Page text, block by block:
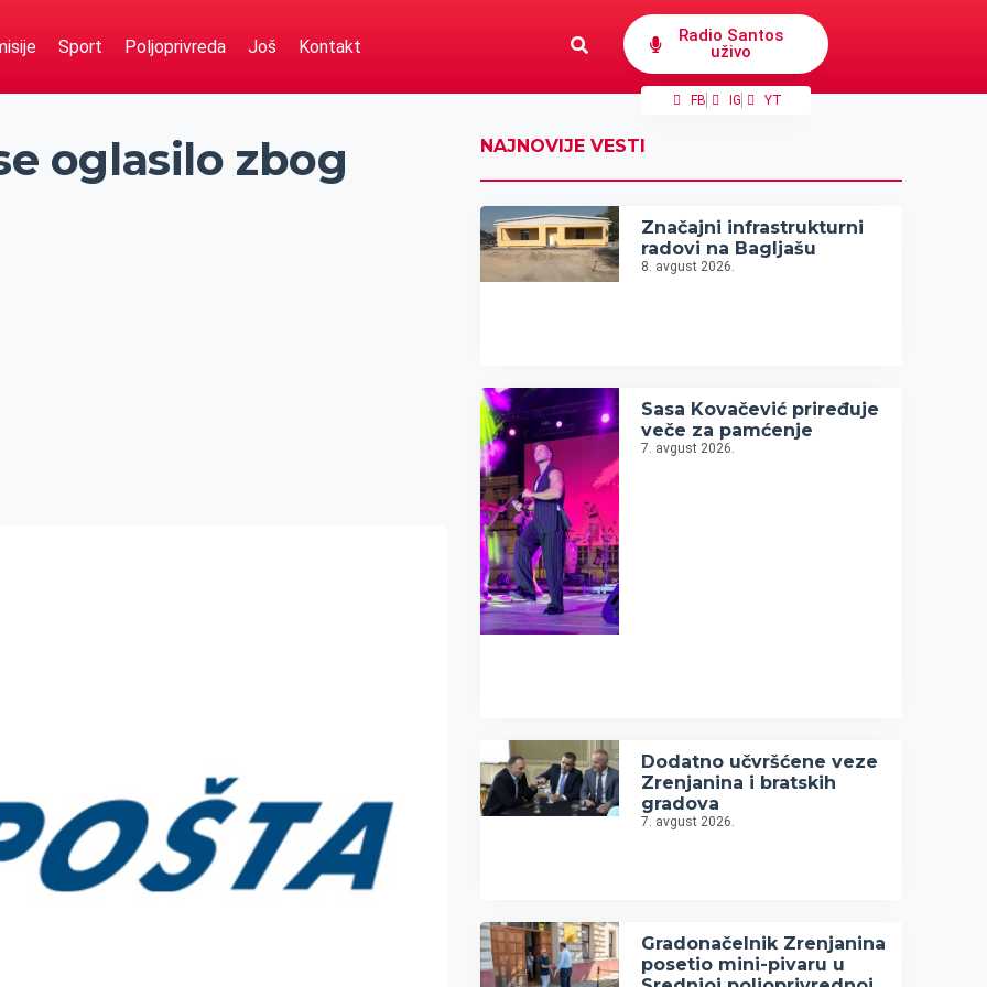
Sport Poljoprivreda Još Kontakt
Radio Santos
uživo
FB IG YT
oglasilo zbog
NAJNOVIJE VESTI
Značajni infrastrukturni
radovi na Bagljašu
8. avgust 2026.
Sasa Kovačević priređuje
veče za pamćenje
7. avgust 2026.
Dodatno učvršćene veze
Zrenjanina i bratskih
gradova
7. avgust 2026.
Gradonačelnik Zrenjanina
posetio mini-pivaru u